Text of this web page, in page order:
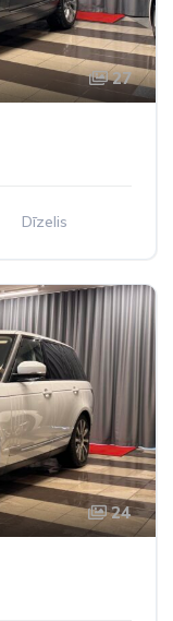
27
Dīzelis
24